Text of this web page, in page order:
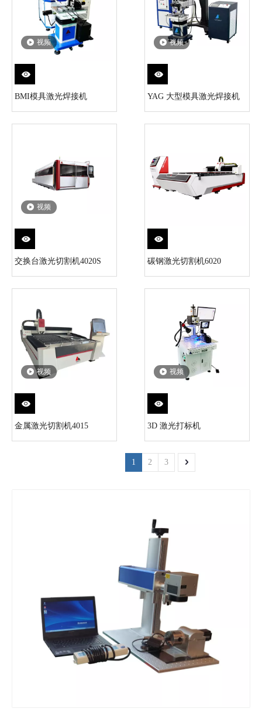
视频
BMI模具激光焊接机
视频
YAG 大型模具激光焊接机
视频
交换台激光切割机4020S 碳钢激光切割机6020
视频
金属激光切割机4015
视频
3D 激光打标机
1 2 3